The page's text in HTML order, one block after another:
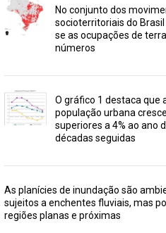
No conjunto dos
socioterritoriais do
se as ocupações de
números
O gráfico 1 destaca que
população urbana
superiores a 4% ao ano
décadas seguidas
As planícies de inundação são
sujeitos a enchentes fluviais, mas
regiões planas e próximas